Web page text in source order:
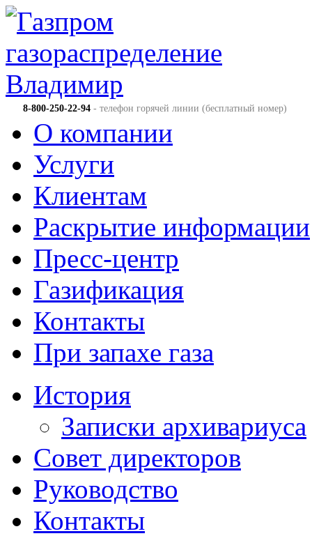
8-800-250-22-94 - телефон горячей линии (бесплатный номер)
О компании
Услуги
Клиентам
Раскрытие информации
Пресс-центр
Газификация
Контакты
При запахе газа
История
Записки архивариуса
Совет директоров
Руководство
Контакты